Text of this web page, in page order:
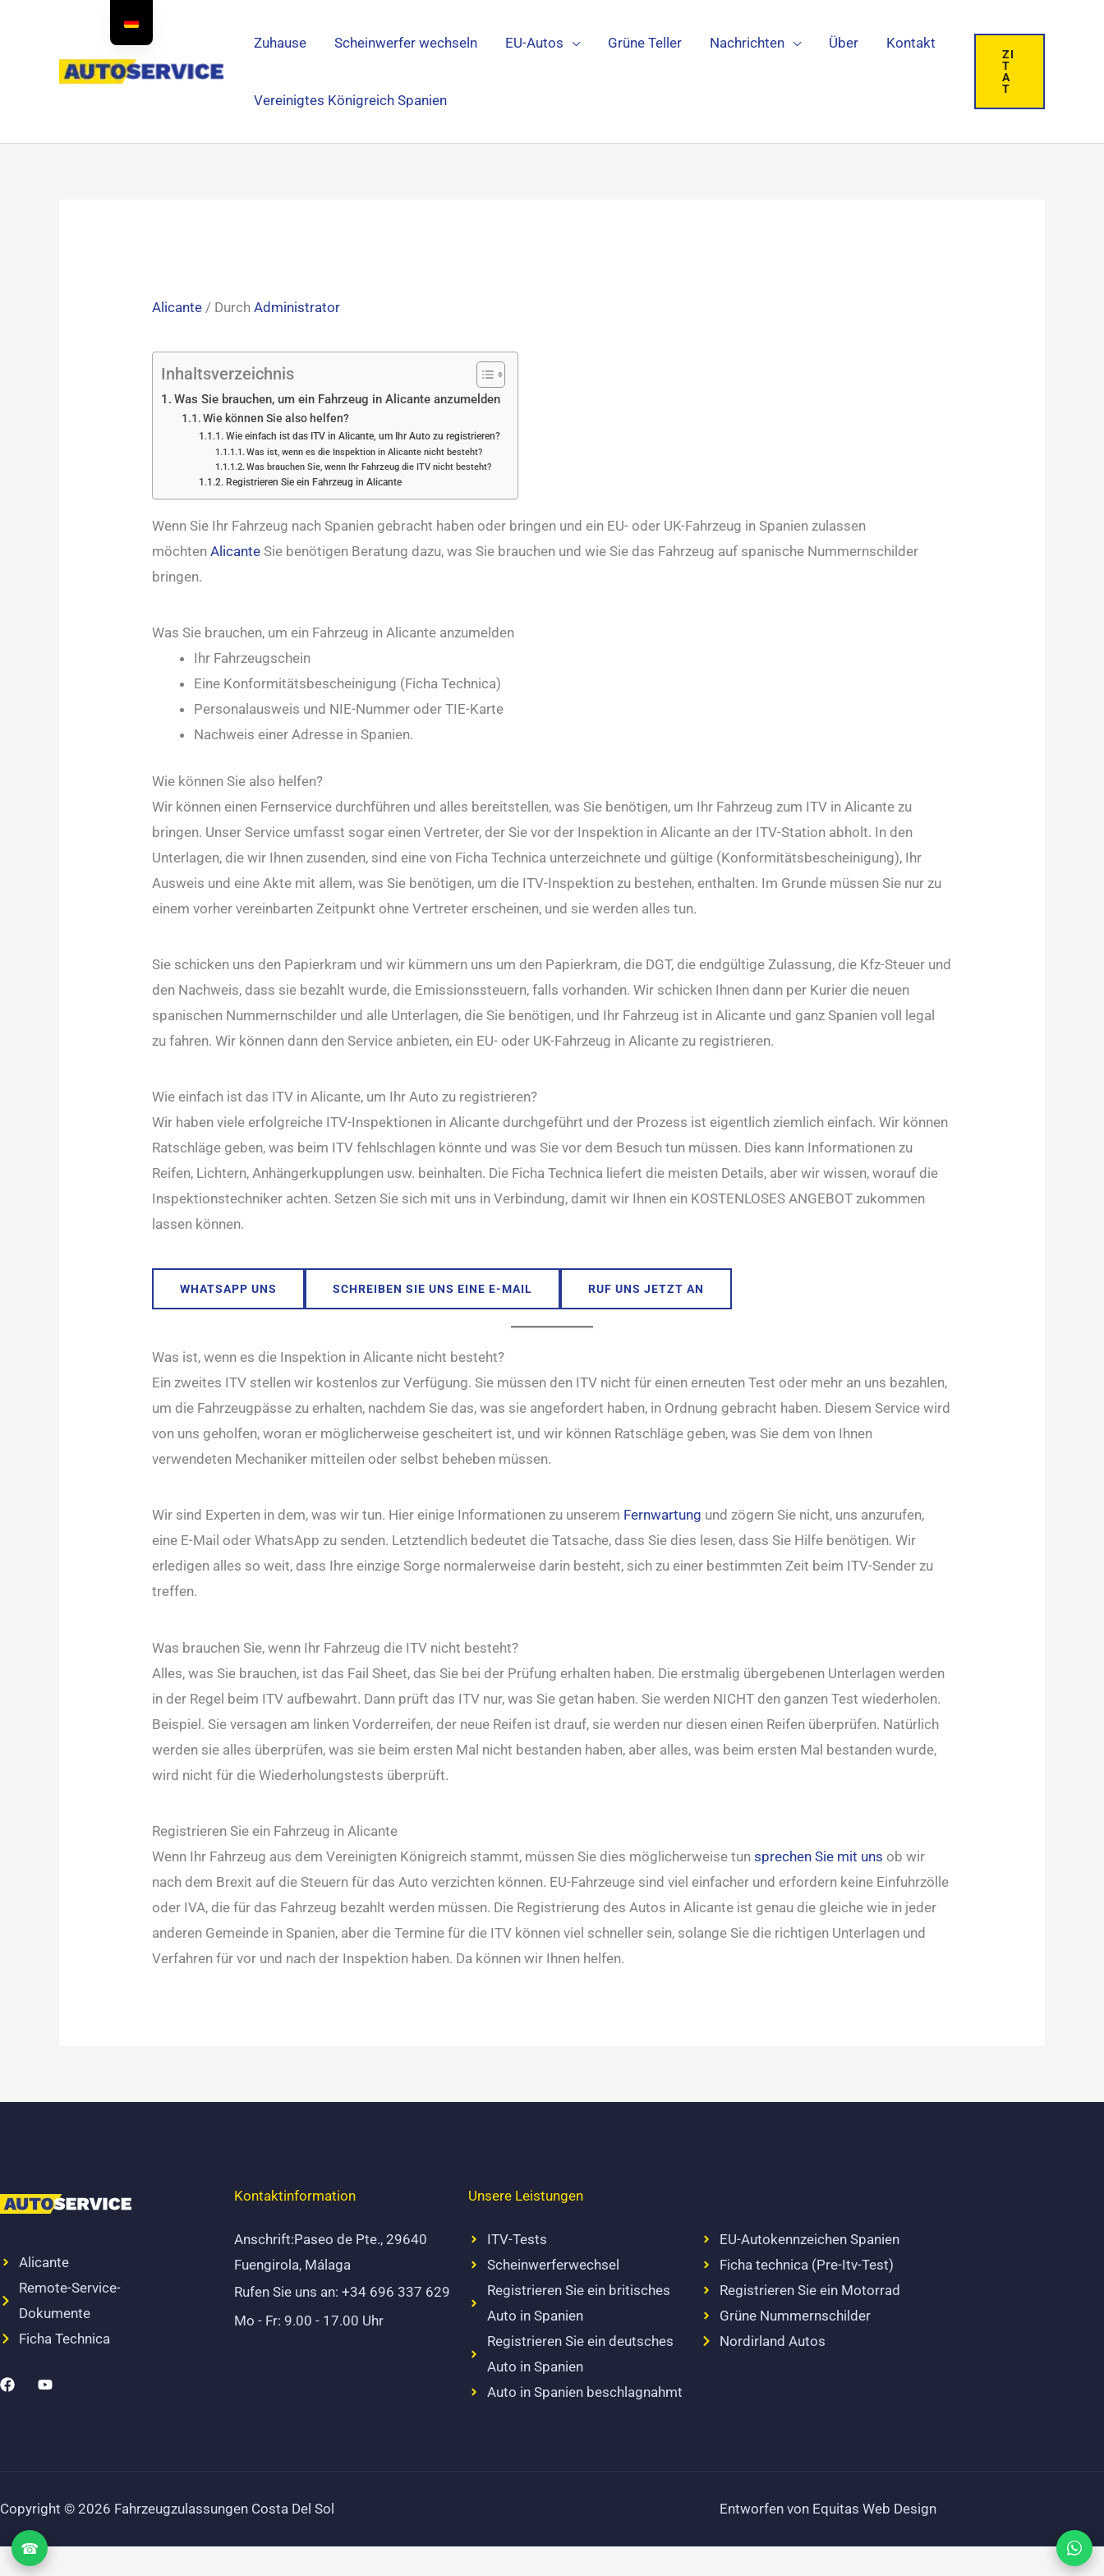
Zuhause Scheinwerfer wechseln EU-Autos Grüne Teller Nachrichten Über Kontakt
Vereinigtes Königreich Spanien
ZI
T
A
T
Alicante / DurchAdministrator
Inhaltsverzeichnis
Was Sie brauchen, um ein Fahrzeug in Alicante anzumelden
Wie können Sie also helfen?
Wie einfach ist das ITV in Alicante, um Ihr Auto zu registrieren?
Was ist, wenn es die Inspektion in Alicante nicht besteht?
Was brauchen Sie, wenn Ihr Fahrzeug die ITV nicht besteht?
Registrieren Sie ein Fahrzeug in Alicante
Wenn Sie Ihr Fahrzeug nach Spanien gebracht haben oder bringen und ein EU- oder UK-Fahrzeug in Spanien zulassen
möchtenAlicante Sie benötigen Beratung dazu, was Sie brauchen und wie Sie das Fahrzeug auf spanische Nummernschilder
bringen.
Was Sie brauchen, um ein Fahrzeug in Alicante anzumelden
Ihr Fahrzeugschein
Eine Konformitätsbescheinigung (Ficha Technica)
Personalausweis und NIE-Nummer oder TIE-Karte
Nachweis einer Adresse in Spanien.
Wie können Sie also helfen?
Wir können einen Fernservice durchführen und alles bereitstellen, was Sie benötigen, um Ihr Fahrzeug zum ITV in Alicante zu
bringen. Unser Service umfasst sogar einen Vertreter, der Sie vor der Inspektion in Alicante an der ITV-Station abholt. In den
Unterlagen, die wir Ihnen zusenden, sind eine von Ficha Technica unterzeichnete und gültige (Konformitätsbescheinigung), Ihr
Ausweis und eine Akte mit allem, was Sie benötigen, um die ITV-Inspektion zu bestehen, enthalten. Im Grunde müssen Sie nur zu
einem vorher vereinbarten Zeitpunkt ohne Vertreter erscheinen, und sie werden alles tun.
Sie schicken uns den Papierkram und wir kümmern uns um den Papierkram, die DGT, die endgültige Zulassung, die Kfz-Steuer und
den Nachweis, dass sie bezahlt wurde, die Emissionssteuern, falls vorhanden. Wir schicken Ihnen dann per Kurier die neuen
spanischen Nummernschilder und alle Unterlagen, die Sie benötigen, und Ihr Fahrzeug ist in Alicante und ganz Spanien voll legal
zu fahren. Wir können dann den Service anbieten, ein EU- oder UK-Fahrzeug in Alicante zu registrieren.
Wie einfach ist das ITV in Alicante, um Ihr Auto zu registrieren?
Wir haben viele erfolgreiche ITV-Inspektionen in Alicante durchgeführt und der Prozess ist eigentlich ziemlich einfach. Wir können
Ratschläge geben, was beim ITV fehlschlagen könnte und was Sie vor dem Besuch tun müssen. Dies kann Informationen zu
Reifen, Lichtern, Anhängerkupplungen usw. beinhalten. Die Ficha Technica liefert die meisten Details, aber wir wissen, worauf die
Inspektionstechniker achten. Setzen Sie sich mit uns in Verbindung, damit wir Ihnen ein KOSTENLOSES ANGEBOT zukommen
lassen können.
WHATSAPP UNS SCHREIBEN SIE UNS EINE E-MAIL RUF UNS JETZT AN
Was ist, wenn es die Inspektion in Alicante nicht besteht?
Ein zweites ITV stellen wir kostenlos zur Verfügung. Sie müssen den ITV nicht für einen erneuten Test oder mehr an uns bezahlen,
um die Fahrzeugpässe zu erhalten, nachdem Sie das, was sie angefordert haben, in Ordnung gebracht haben. Diesem Service wird
von uns geholfen, woran er möglicherweise gescheitert ist, und wir können Ratschläge geben, was Sie dem von Ihnen
verwendeten Mechaniker mitteilen oder selbst beheben müssen.
Wir sind Experten in dem, was wir tun. Hier einige Informationen zu unserem Fernwartung und zögern Sie nicht, uns anzurufen,
eine E-Mail oder WhatsApp zu senden. Letztendlich bedeutet die Tatsache, dass Sie dies lesen, dass Sie Hilfe benötigen. Wir
erledigen alles so weit, dass Ihre einzige Sorge normalerweise darin besteht, sich zu einer bestimmten Zeit beim ITV-Sender zu
treffen.
Was brauchen Sie, wenn Ihr Fahrzeug die ITV nicht besteht?
Alles, was Sie brauchen, ist das Fail Sheet, das Sie bei der Prüfung erhalten haben. Die erstmalig übergebenen Unterlagen werden
in der Regel beim ITV aufbewahrt. Dann prüft das ITV nur, was Sie getan haben. Sie werden NICHT den ganzen Test wiederholen.
Beispiel. Sie versagen am linken Vorderreifen, der neue Reifen ist drauf, sie werden nur diesen einen Reifen überprüfen. Natürlich
werden sie alles überprüfen, was sie beim ersten Mal nicht bestanden haben, aber alles, was beim ersten Mal bestanden wurde,
wird nicht für die Wiederholungstests überprüft.
Registrieren Sie ein Fahrzeug in Alicante
Wenn Ihr Fahrzeug aus dem Vereinigten Königreich stammt, müssen Sie dies möglicherweise tunsprechen Sie mit uns ob wir
nach dem Brexit auf die Steuern für das Auto verzichten können. EU-Fahrzeuge sind viel einfacher und erfordern keine Einfuhrzölle
oder IVA, die für das Fahrzeug bezahlt werden müssen. Die Registrierung des Autos in Alicante ist genau die gleiche wie in jeder
anderen Gemeinde in Spanien, aber die Termine für die ITV können viel schneller sein, solange Sie die richtigen Unterlagen und
Verfahren für vor und nach der Inspektion haben. Da können wir Ihnen helfen.
Alicante
Remote-Service-
Dokumente
Ficha Technica
F
a
Y
o
Kontaktinformation
Anschrift:Paseo de Pte., 29640
Fuengirola, Málaga
Rufen Sie uns an: +34 696 337 629
Mo - Fr: 9.00 - 17.00 Uhr
Unsere Leistungen
ITV-Tests
Scheinwerferwechsel
Registrieren Sie ein britisches
Auto in Spanien
Registrieren Sie ein deutsches
Auto in Spanien
Auto in Spanien beschlagnahmt
EU-Autokennzeichen Spanien
Ficha technica (Pre-Itv-Test)
Registrieren Sie ein Motorrad
Grüne Nummernschilder
Nordirland Autos
Copyright © 2026 Fahrzeugzulassungen Costa Del Sol Entworfen von Equitas Web Design
☎